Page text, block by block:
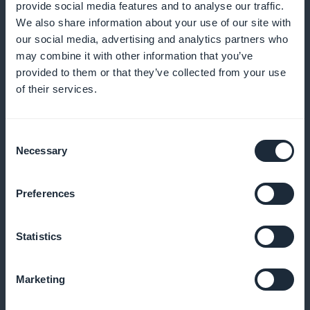
provide social media features and to analyse our traffic.
We also share information about your use of our site with
our social media, advertising and analytics partners who
may combine it with other information that you’ve
provided to them or that they’ve collected from your use
of their services.
Selection
Necessary
Preferences
Statistics
Marketing
Kanta-asiakasohjelma asiakkaillesi
Palkitse uskollisia asiakkaitasi ainutlaatuisilla eduilla
Palvelun suorituskyvyn analysointi